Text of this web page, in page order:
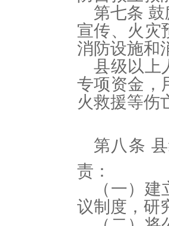
第七条
宣传、火灾
消防设施和
县级以上
专项资金，
火救援等伤
第八条
责：
（一）
议制度，研